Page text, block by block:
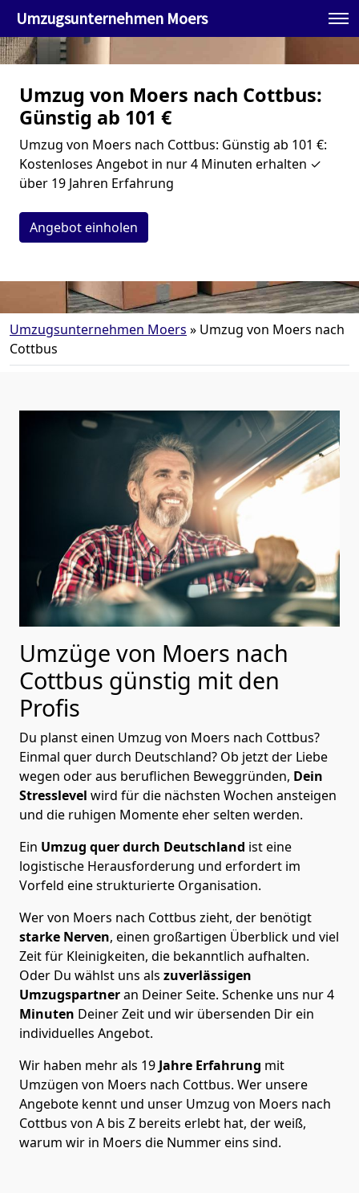
Umzugsunternehmen Moers
Umzug von Moers nach Cottbus:
Günstig ab 101 €
Umzug von Moers nach Cottbus: Günstig ab 101 €:
Kostenloses Angebot in nur 4 Minuten erhalten ✓
über 19 Jahren Erfahrung
Angebot einholen
Umzugsunternehmen Moers » Umzug von Moers nach
Cottbus
Umzüge von Moers nach
Cottbus günstig mit den
Profis
Du planst einen Umzug von Moers nach Cottbus?
Einmal quer durch Deutschland? Ob jetzt der Liebe
wegen oder aus beruflichen Beweggründen, Dein
Stresslevel wird für die nächsten Wochen ansteigen
und die ruhigen Momente eher selten werden.
Ein Umzug quer durch Deutschland ist eine
logistische Herausforderung und erfordert im
Vorfeld eine strukturierte Organisation.
Wer von Moers nach Cottbus zieht, der benötigt
starke Nerven, einen großartigen Überblick und viel
Zeit für Kleinigkeiten, die bekanntlich aufhalten.
Oder Du wählst uns als zuverlässigen
Umzugspartneran Deiner Seite. Schenke uns nur4
Minuten Deiner Zeit und wir übersenden Dir ein
individuelles Angebot.
Wir haben mehr als 19 Jahre Erfahrung mit
Umzügen von Moers nach Cottbus. Wer unsere
Angebote kennt und unser Umzug von Moers nach
Cottbus von A bis Z bereits erlebt hat, der weiß,
warum wir in Moers die Nummer eins sind.